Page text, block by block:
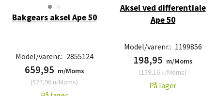
Bakgears aksel Ape 50
Model/varenr.: 2855124
659,95 m/Moms
(527,96 u/Moms)
Aksel ved differentiale
Ape 50
Model/varenr.: 1199856
198,95 m/Moms
(159,16 u/Moms)
På lager